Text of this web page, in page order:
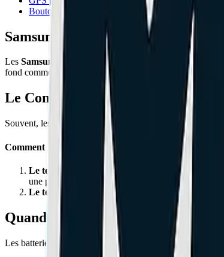
Bouton silencieux bloqué ? L'astuce du cure-dent.
Samsung Galaxy S24 / S23 :
Les Samsung Galaxy S23 et S24
(classique, Plus et
fond comme neige au soleil. Comment savoir si la
Le Connecteur de Charge : Le faux
Souvent, les clients nous amènent leur Samsung en
Comment tester vous-même ?
Le test visuel :
Regardez dans le port avec une
une pince antistatique (jamais d'aiguille en métal !)
Le test de la charge sans fil :
Posez votre Galaxy
Quand faut-il vraiment changer la
Les batteries au lithium-ion vieillissent chimiquement. Si